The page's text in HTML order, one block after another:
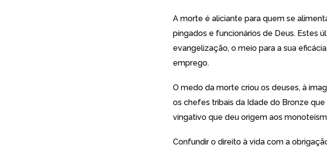
A morte é aliciante para quem se
pingados e funcionários de Deus. Estes
evangelização, o meio para a sua
emprego.
O medo da morte criou os deuses, à
os chefes tribais da Idade do Bronze
vingativo que deu origem aos
Confundir o direito à vida com a